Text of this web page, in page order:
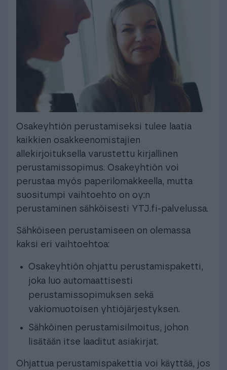
Osakeyhtiön perustamiseksi tulee laatia
kaikkien osakkeenomistajien
allekirjoituksella varustettu kirjallinen
perustamissopimus. Osakeyhtiön voi
perustaa myös paperilomakkeella, mutta
suositumpi vaihtoehto on oy:n
perustaminen sähköisesti YTJ.fi-palvelussa.
Sähköiseen perustamiseen on olemassa
kaksi eri vaihtoehtoa:
Osakeyhtiön ohjattu perustamispaketti,
joka luo automaattisesti
perustamissopimuksen sekä
vakiomuotoisen yhtiöjärjestyksen.
Sähköinen perustamisilmoitus, johon
lisätään itse laaditut asiakirjat.
Ohjattua perustamispakettia voi käyttää, jos